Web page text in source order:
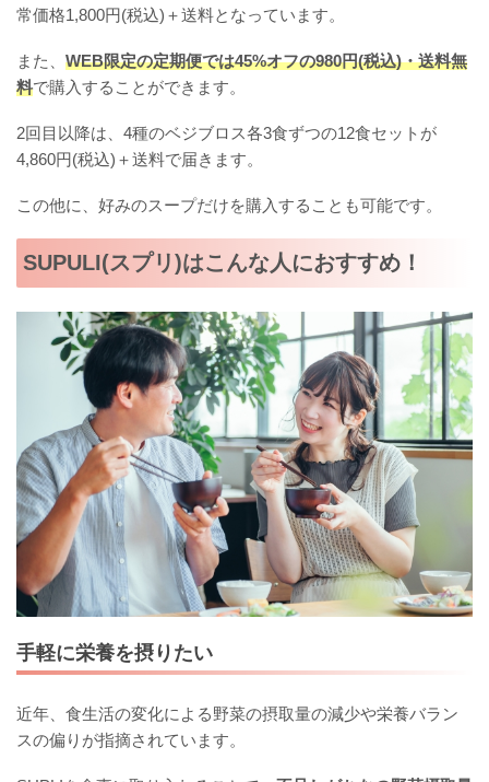
常価格1,800円(税込)＋送料となっています。
また、 WEB限定の定期便では45%オフの980円(税込)・送料無
料で購入することができます。
2回目以降は、4種のベジブロス各3食ずつの12食セットが
4,860円(税込)＋送料で届きます。
この他に、好みのスープだけを購入することも可能です。
SUPULI(スプリ)はこんな人におすすめ！
手軽に栄養を摂りたい
近年、食生活の変化による野菜の摂取量の減少や栄養バラン
スの偏りが指摘されています。